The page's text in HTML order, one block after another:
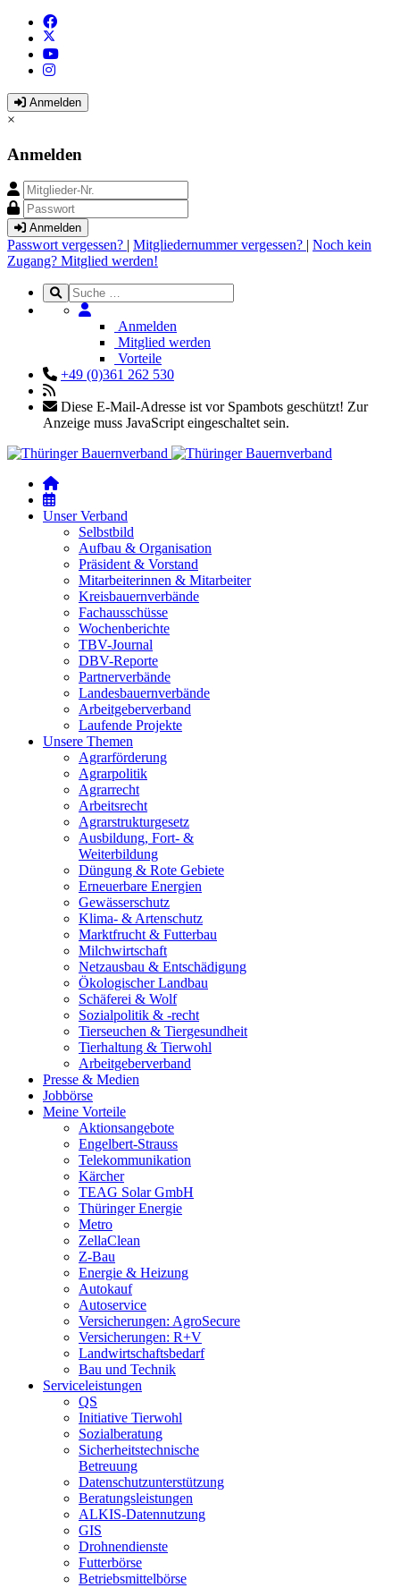
Anmelden
×
Anmelden
Anmelden
Passwort vergessen? | Mitgliedernummer vergessen? | Noch kein
Zugang? Mitglied werden!
Anmelden
Mitglied werden
Vorteile
+49 (0)361 262 530
Diese E-Mail-Adresse ist vor Spambots geschützt! Zur
Anzeige muss JavaScript eingeschaltet sein.
Unser Verband
Selbstbild
Aufbau & Organisation
Präsident & Vorstand
Mitarbeiterinnen & Mitarbeiter
Kreisbauernverbände
Fachausschüsse
Wochenberichte
TBV-Journal
DBV-Reporte
Partnerverbände
Landesbauernverbände
Arbeitgeberverband
Laufende Projekte
Unsere Themen
Agrarförderung
Agrarpolitik
Agrarrecht
Arbeitsrecht
Agrarstrukturgesetz
Ausbildung, Fort- &
Weiterbildung
Düngung & Rote Gebiete
Erneuerbare Energien
Gewässerschutz
Klima- & Artenschutz
Marktfrucht & Futterbau
Milchwirtschaft
Netzausbau & Entschädigung
Ökologischer Landbau
Schäferei & Wolf
Sozialpolitik & -recht
Tierseuchen & Tiergesundheit
Tierhaltung & Tierwohl
Arbeitgeberverband
Presse & Medien
Jobbörse
Meine Vorteile
Aktionsangebote
Engelbert-Strauss
Telekommunikation
Kärcher
TEAG Solar GmbH
Thüringer Energie
Metro
ZellaClean
Z-Bau
Energie & Heizung
Autokauf
Autoservice
Versicherungen: AgroSecure
Versicherungen: R+V
Landwirtschaftsbedarf
Bau und Technik
Service­­leistungen
QS
Initiative Tierwohl
Sozialberatung
Sicherheitstechnische
Betreuung
Datenschutzunterstützung
Beratungsleistungen
ALKIS-Datennutzung
GIS
Drohnendienste
Futterbörse
Betriebsmittelbörse